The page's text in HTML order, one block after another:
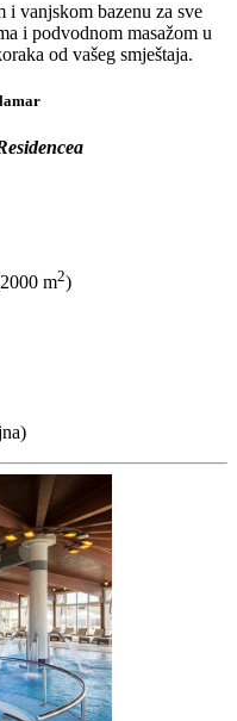
i vanjskom bazenu za sve
i podvodnom masažom u
od vašeg smještaja.
m2)